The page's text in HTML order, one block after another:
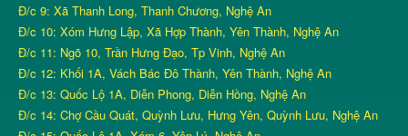
Đ/c 9: Xã Thanh Long, Thanh Chương, Nghệ An
Đ/c 10: Xóm Hưng Lập, Xã Hợp Thành, Yên Thành, Nghệ An
Đ/c 11: Ngõ 10, Trần Hưng Đạo, Tp Vinh, Nghệ An
Đ/c 12: Khối 1A, Vách Bác Đô Thành, Yên Thành, Nghệ An
Đ/c 13: Quốc Lộ 1A, Diễn Phong, Diễn Hồng, Nghệ An
Đ/c 14: Chợ Cầu Quát, Quỳnh Lưu, Hưng Yên, Quỳnh Lưu, Nghệ An